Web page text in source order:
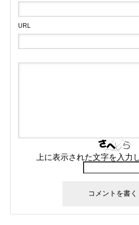
URL
上に表示された文字を入力